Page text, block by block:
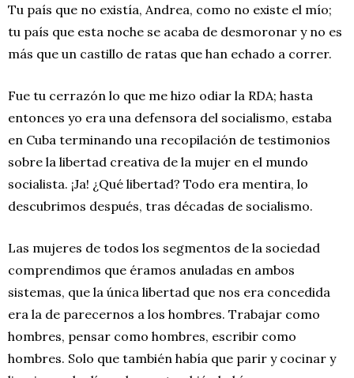
Tu país que no existía, Andrea, como no existe el mío;
tu país que esta noche se acaba de desmoronar y no es
más que un castillo de ratas que han echado a correr.
Fue tu cerrazón lo que me hizo odiar la RDA; hasta
entonces yo era una defensora del socialismo, estaba
en Cuba terminando una recopilación de testimonios
sobre la libertad creativa de la mujer en el mundo
socialista. ¡Ja! ¿Qué libertad? Todo era mentira, lo
descubrimos después, tras décadas de socialismo.
Las mujeres de todos los segmentos de la sociedad
comprendimos que éramos anuladas en ambos
sistemas, que la única libertad que nos era concedida
era la de parecernos a los hombres. Trabajar como
hombres, pensar como hombres, escribir como
hombres. Solo que también había que parir y cocinar y